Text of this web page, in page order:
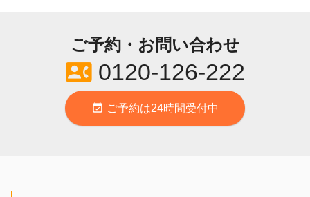
ご予約・お問い合わせ
contact_phone0120-126-222
event_available ご予約は24時間受付中